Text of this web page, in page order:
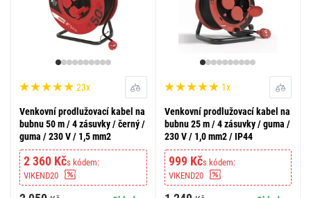
23x
Venkovní prodlužovací kabel na
bubnu 50 m / 4 zásuvky / černý /
guma / 230 V / 1,5 mm2
2 360 Kčs kódem:
VIKEND20
1x
Venkovní prodlužovací kabel na
bubnu 25 m / 4 zásuvky / guma /
230 V / 1,0 mm2 / IP44
999 Kčs kódem:
VIKEND20